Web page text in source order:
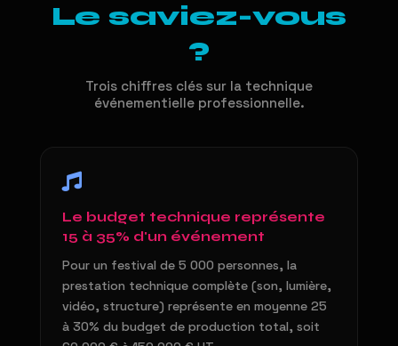
Le saviez-vous
?
Trois chiffres clés sur la technique
événementielle professionnelle.
Le budget technique représente
15 à 35% d'un événement
Pour un festival de 5 000 personnes, la
prestation technique complète (son, lumière,
vidéo, structure) représente en moyenne 25
à 30% du budget de production total, soit